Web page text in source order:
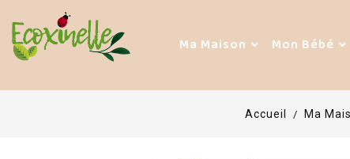
Ma Maison Mon Bébé
Accueil Ma